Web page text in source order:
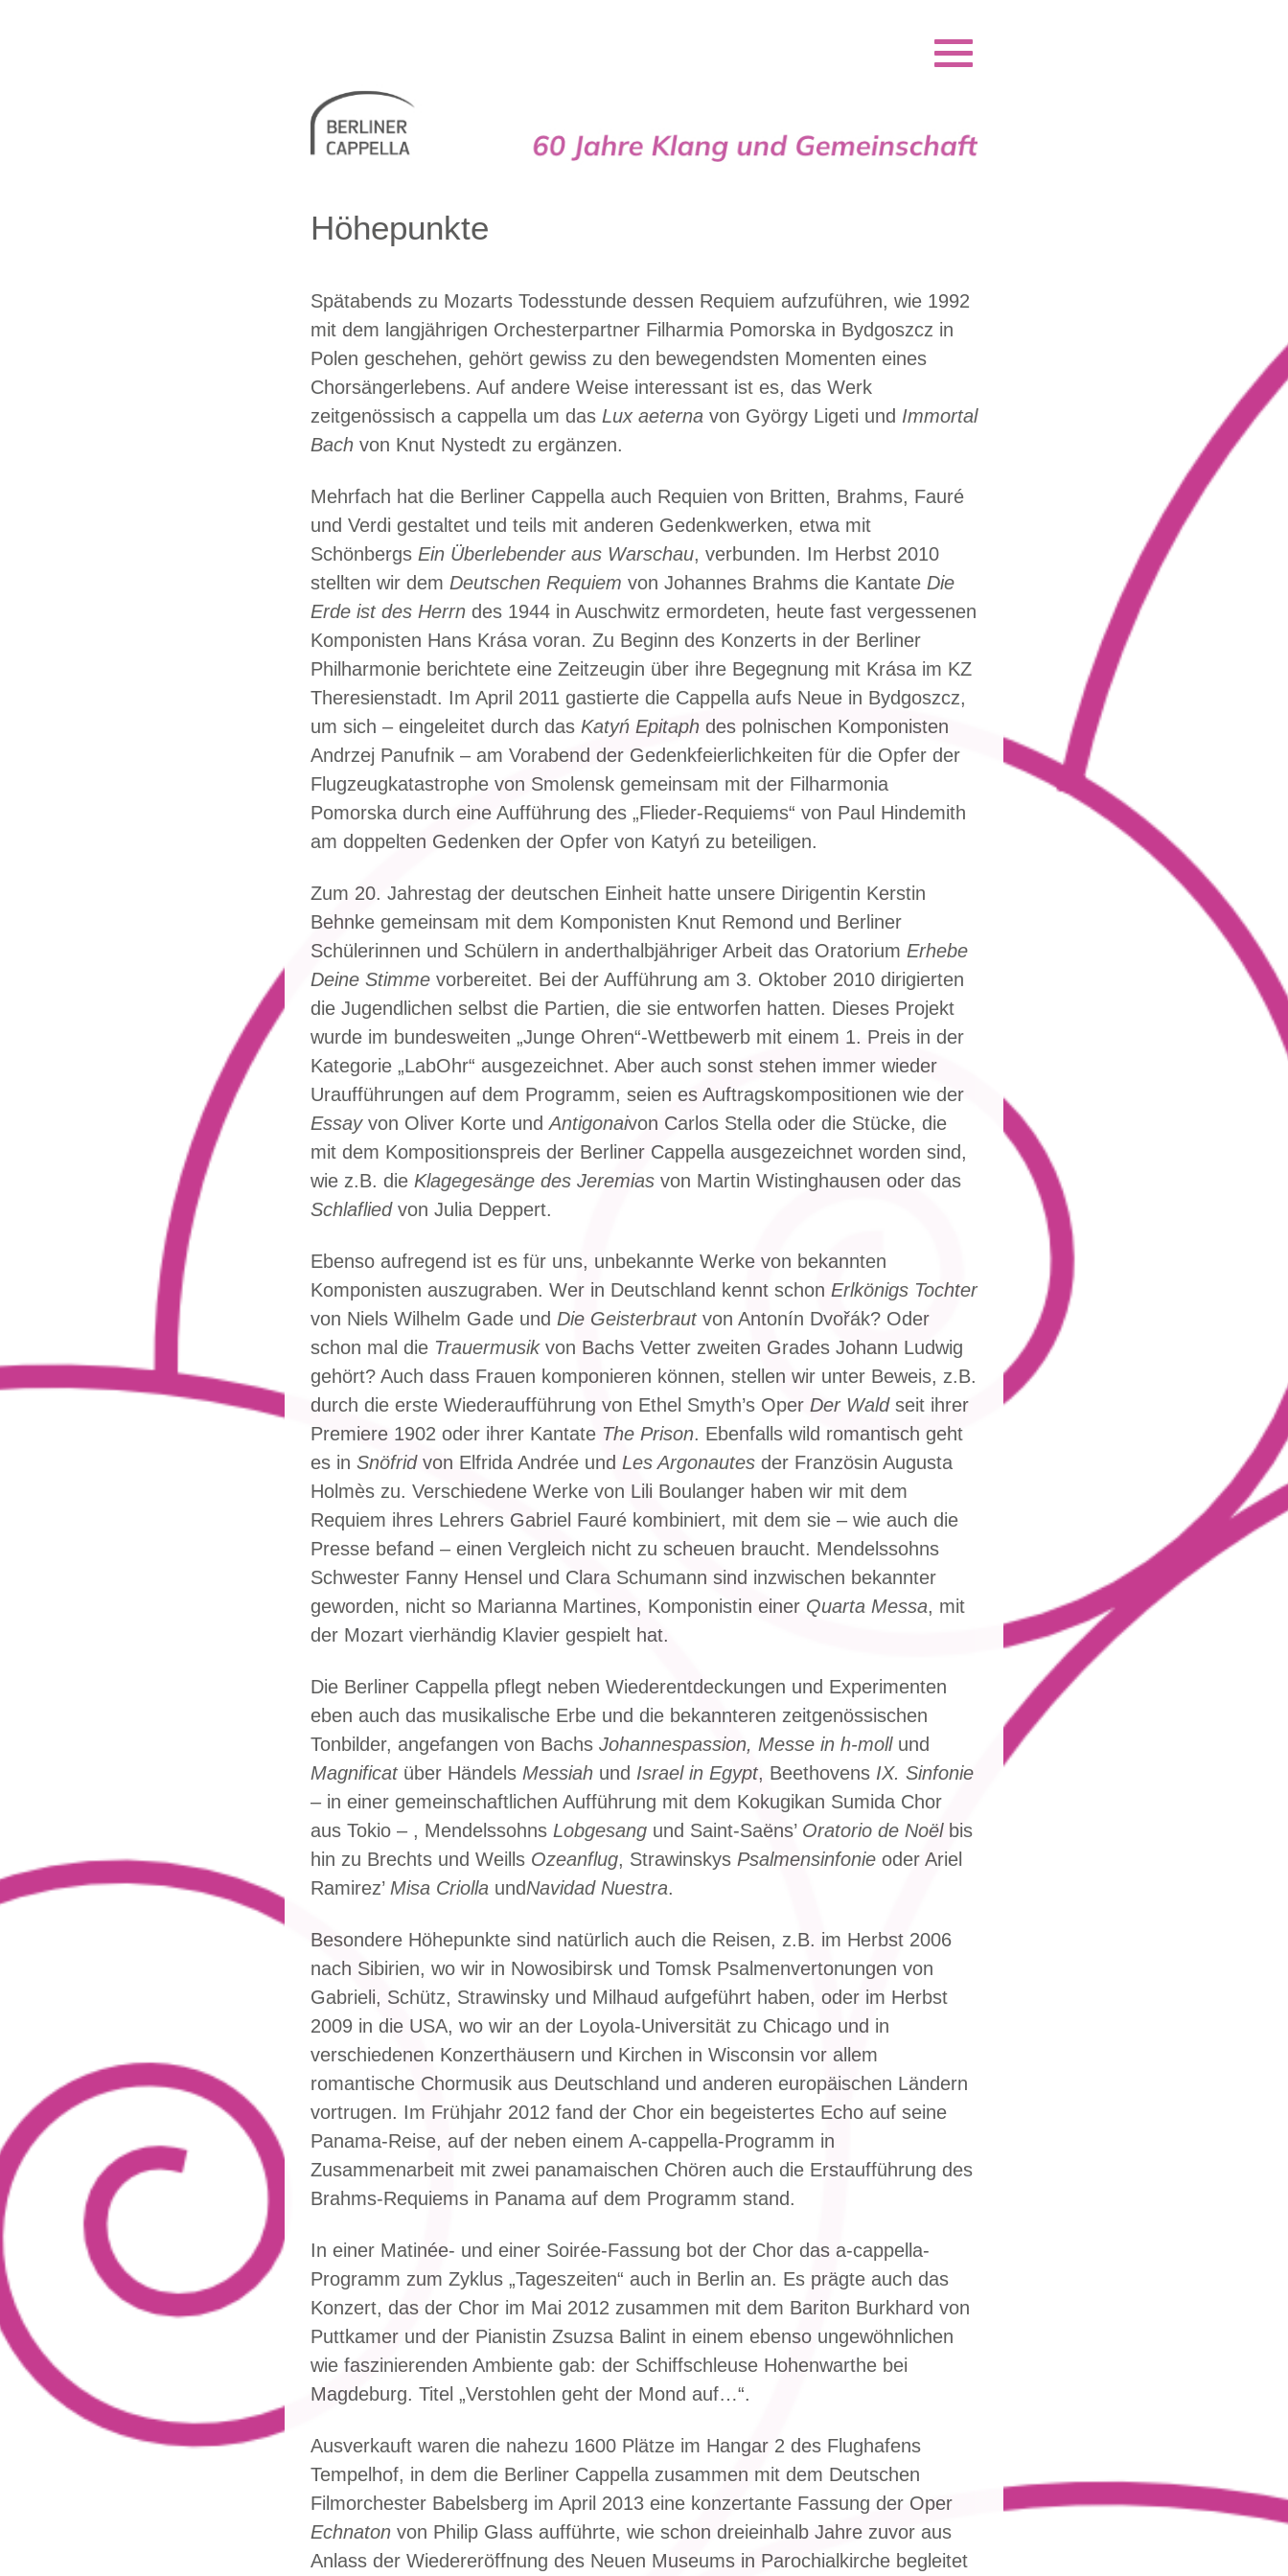
Höhepunkte
Spätabends zu Mozarts Todesstunde dessen Requiem aufzuführen, wie 1992
mit dem langjährigen Orchesterpartner Filharmia Pomorska in Bydgoszcz in
Polen geschehen, gehört gewiss zu den bewegendsten Momenten eines
Chorsängerlebens. Auf andere Weise interessant ist es, das Werk
zeitgenössisch a cappella um das Lux aeternavon György Ligeti und Immortal
Bachvon Knut Nystedt zu ergänzen.
Mehrfach hat die Berliner Cappella auch Requien von Britten, Brahms, Fauré
und Verdi gestaltet und teils mit anderen Gedenkwerken, etwa mit
Schönbergs Ein Überlebender aus Warschau, verbunden. Im Herbst 2010
stellten wir dem Deutschen Requiem von Johannes Brahms die Kantate Die
Erde ist des Herrn des 1944 in Auschwitz ermordeten, heute fast vergessenen
Komponisten Hans Krása voran. Zu Beginn des Konzerts in der Berliner
Philharmonie berichtete eine Zeitzeugin über ihre Begegnung mit Krása im KZ
Theresienstadt. Im April 2011 gastierte die Cappella aufs Neue in Bydgoszcz,
um sich – eingeleitet durch das Katyń Epitaphdes polnischen Komponisten
Andrzej Panufnik – am Vorabend der Gedenkfeierlichkeiten für die Opfer der
Flugzeugkatastrophe von Smolensk gemeinsam mit der Filharmonia
Pomorska durch eine Aufführung des „Flieder-Requiems“ von Paul Hindemith
am doppelten Gedenken der Opfer von Katyń zu beteiligen.
Zum 20. Jahrestag der deutschen Einheit hatte unsere Dirigentin Kerstin
Behnke gemeinsam mit dem Komponisten Knut Remond und Berliner
Schülerinnen und Schülern in anderthalbjähriger Arbeit das Oratorium Erhebe
Deine Stimmevorbereitet. Bei der Aufführung am 3. Oktober 2010 dirigierten
die Jugendlichen selbst die Partien, die sie entworfen hatten. Dieses Projekt
wurde im bundesweiten „Junge Ohren“-Wettbewerb mit einem 1. Preis in der
Kategorie „LabOhr“ ausgezeichnet. Aber auch sonst stehen immer wieder
Uraufführungen auf dem Programm, seien es Auftragskompositionen wie der
Essayvon Oliver Korte undAntigonaivon Carlos Stella oder die Stücke, die
mit dem Kompositionspreis der Berliner Cappella ausgezeichnet worden sind,
wie z.B. die Klagegesänge des Jeremiasvon Martin Wistinghausen oder das
Schlaflied von Julia Deppert.
Ebenso aufregend ist es für uns, unbekannte Werke von bekannten
Komponisten auszugraben. Wer in Deutschland kennt schon Erlkönigs Tochter
von Niels Wilhelm Gade und Die Geisterbrautvon Antonín Dvořák? Oder
schon mal die Trauermusikvon Bachs Vetter zweiten Grades Johann Ludwig
gehört? Auch dass Frauen komponieren können, stellen wir unter Beweis, z.B.
durch die erste Wiederaufführung von Ethel Smyth’s Oper Der Wald seit ihrer
Premiere 1902 oder ihrer Kantate The Prison. Ebenfalls wild romantisch geht
es in Snöfridvon Elfrida Andrée und Les Argonautes der Französin Augusta
Holmès zu. Verschiedene Werke von Lili Boulanger haben wir mit dem
Requiem ihres Lehrers Gabriel Fauré kombiniert, mit dem sie – wie auch die
Presse befand – einen Vergleich nicht zu scheuen braucht. Mendelssohns
Schwester Fanny Hensel und Clara Schumann sind inzwischen bekannter
geworden, nicht so Marianna Martines, Komponistin einer Quarta Messa, mit
der Mozart vierhändig Klavier gespielt hat.
Die Berliner Cappella pflegt neben Wiederentdeckungen und Experimenten
eben auch das musikalische Erbe und die bekannteren zeitgenössischen
Tonbilder, angefangen von Bachs Johannespassion, Messe in h-mollund
Magnificatüber Händels Messiahund Israel in Egypt, Beethovens IX. Sinfonie
– in einer gemeinschaftlichen Aufführung mit dem Kokugikan Sumida Chor
aus Tokio – , Mendelssohns Lobgesangund Saint-Saëns’ Oratorio de Noëlbis
hin zu Brechts und Weills Ozeanflug, Strawinskys Psalmensinfonieoder Ariel
Ramirez’ Misa CriollaundNavidad Nuestra.
Besondere Höhepunkte sind natürlich auch die Reisen, z.B. im Herbst 2006
nach Sibirien, wo wir in Nowosibirsk und Tomsk Psalmenvertonungen von
Gabrieli, Schütz, Strawinsky und Milhaud aufgeführt haben, oder im Herbst
2009 in die USA, wo wir an der Loyola-Universität zu Chicago und in
verschiedenen Konzerthäusern und Kirchen in Wisconsin vor allem
romantische Chormusik aus Deutschland und anderen europäischen Ländern
vortrugen. Im Frühjahr 2012 fand der Chor ein begeistertes Echo auf seine
Panama-Reise, auf der neben einem A-cappella-Programm in
Zusammenarbeit mit zwei panamaischen Chören auch die Erstaufführung des
Brahms-Requiems in Panama auf dem Programm stand.
In einer Matinée- und einer Soirée-Fassung bot der Chor das a-cappella-
Programm zum Zyklus „Tageszeiten“ auch in Berlin an. Es prägte auch das
Konzert, das der Chor im Mai 2012 zusammen mit dem Bariton Burkhard von
Puttkamer und der Pianistin Zsuzsa Balint in einem ebenso ungewöhnlichen
wie faszinierenden Ambiente gab: der Schiffschleuse Hohenwarthe bei
Magdeburg. Titel „Verstohlen geht der Mond auf…“.
Ausverkauft waren die nahezu 1600 Plätze im Hangar 2 des Flughafens
Tempelhof, in dem die Berliner Cappella zusammen mit dem Deutschen
Filmorchester Babelsberg im April 2013 eine konzertante Fassung der Oper
Echnatonvon Philip Glass aufführte, wie schon dreieinhalb Jahre zuvor aus
Anlass der Wiedereröffnung des Neuen Museums in Parochialkirche begleitet